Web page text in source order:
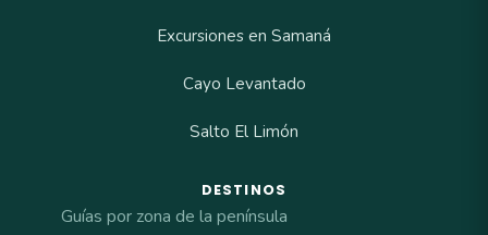
Excursiones en Samaná
Cayo Levantado
Salto El Limón
DESTINOS
Guías por zona de la península